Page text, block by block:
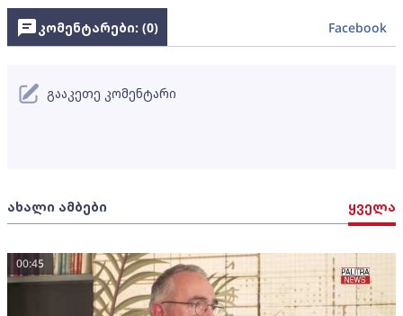
ახალი ამბები ყველა
00:45
კომენტარები: (0) Facebook
გააკეთე კომენტარი